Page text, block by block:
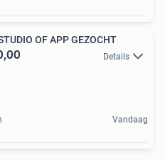
OF APP GEZOCHT
Details
Vandaag